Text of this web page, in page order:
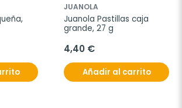
JUANOLA
Juanola Pastillas caja
grande, 27 g
4,40 €
Añadir al carrito